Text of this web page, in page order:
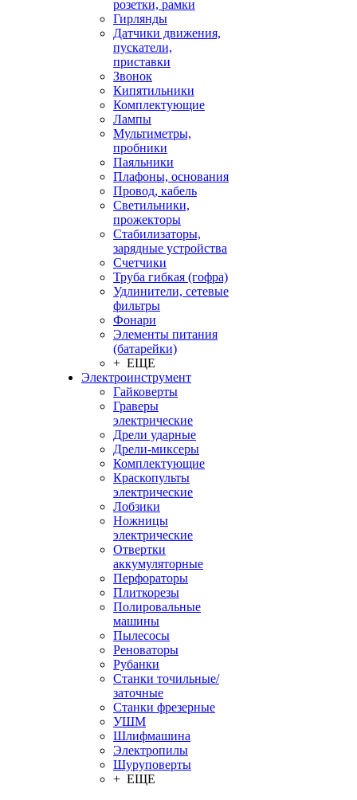
розетки, рамки
Гирлянды
Датчики движения,
пускатели,
приставки
Звонок
Кипятильники
Комплектующие
Лампы
Мультиметры,
пробники
Паяльники
Плафоны, основания
Провод, кабель
Светильники,
прожекторы
Стабилизаторы,
зарядные устройства
Счетчики
Труба гибкая (гофра)
Удлинители, сетевые
фильтры
Фонари
Элементы питания
(батарейки)
+ ЕЩЕ
Электроинструмент
Гайковерты
Граверы
электрические
Дрели ударные
Дрели-миксеры
Комплектующие
Краскопульты
электрические
Лобзики
Ножницы
электрические
Отвертки
аккумуляторные
Перфораторы
Плиткорезы
Полировальные
машины
Пылесосы
Реноваторы
Рубанки
Станки точильные/
заточные
Станки фрезерные
УШМ
Шлифмашина
Электропилы
Шуруповерты
+ ЕЩЕ